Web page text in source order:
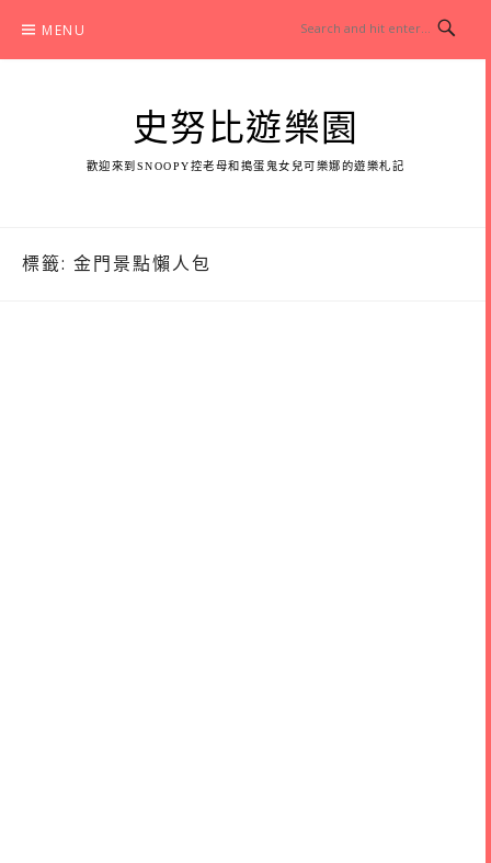
content
MENU
史努比遊樂園
歡迎來到SNOOPY控老母和搗蛋鬼女兒可樂娜的遊樂札記
標籤: 金門景點懶人包